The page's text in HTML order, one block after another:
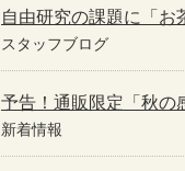
自由研究の課題に「お
スタッフブログ
予告！通販限定「秋
新着情報